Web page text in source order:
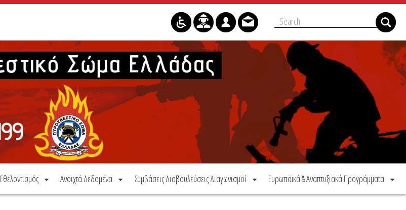
Εθελοντισμός Ανοιχτά Δεδομένα Συμβάσεις Διαβουλεύσεις Διαγωνισμοί Ευρωπαϊκά & Αναπτυξιακά Προγράμματα